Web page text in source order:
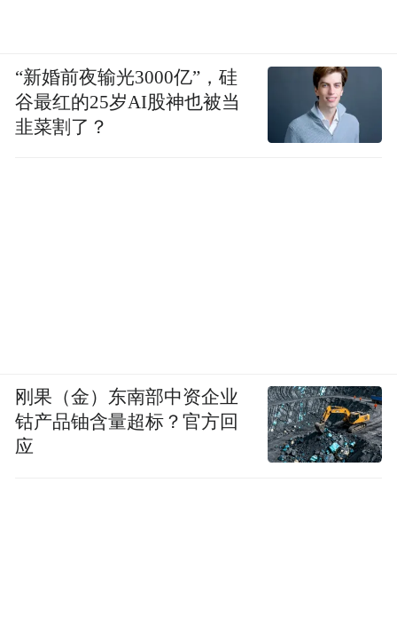
空间建设，通过一系列深入浅出的发现，阐
释“人与自然生命共同体”理念，引发公众思
考，树立生态意识，为生态文明建设发声，
“新婚前夜输光3000亿”，硅
谷最红的25岁AI股神也被当
韭菜割了？
刚果（金）东南部中资企业
钴产品铀含量超标？官方回
应